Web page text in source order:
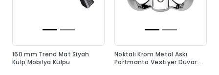
160 mm Trend Mat Siyah
Kulp Mobilya Kulpu
Noktalı Krom Metal Askı
Portmanto Vestiyer Duvar